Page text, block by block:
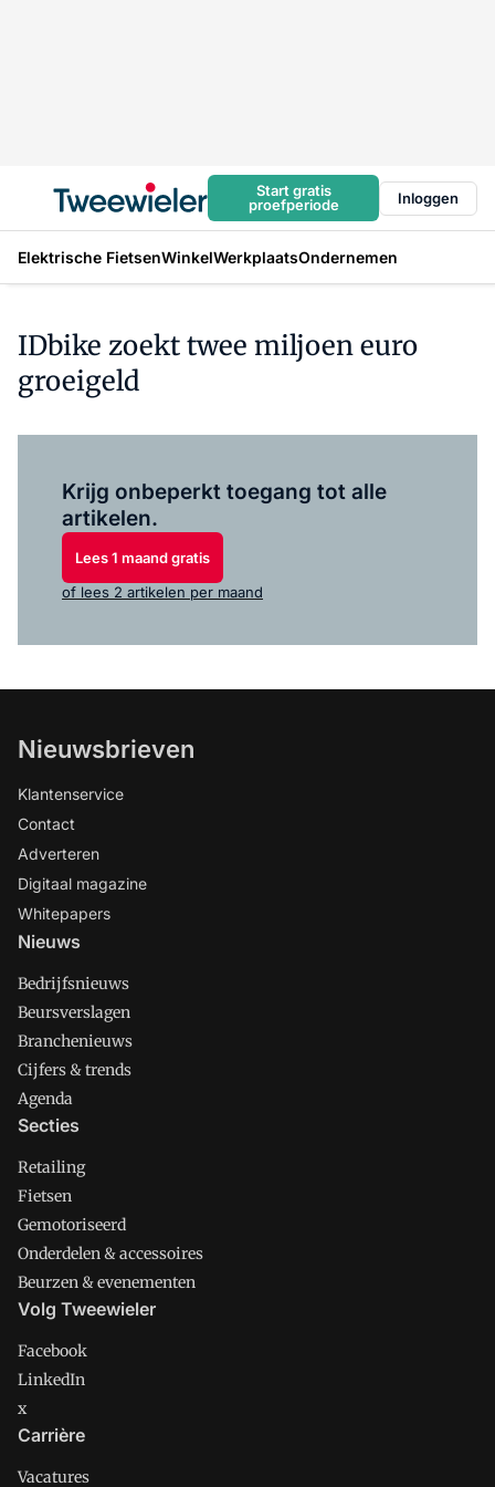
Start gratis
proefperiode
Inloggen
Elektrische FietsenWinkelWerkplaatsOndernemen
IDbike zoekt twee miljoen euro
groeigeld
Krijg onbeperkt toegang tot alle
artikelen.
Lees 1 maand gratis
of lees 2 artikelen per maand
Nieuwsbrieven
Klantenservice
Contact
Adverteren
Digitaal magazine
Whitepapers
Nieuws
Bedrijfsnieuws
Beursverslagen
Branchenieuws
Cijfers & trends
Agenda
Secties
Retailing
Fietsen
Gemotoriseerd
Onderdelen & accessoires
Beurzen & evenementen
Volg Tweewieler
Facebook
LinkedIn
x
Carrière
Vacatures